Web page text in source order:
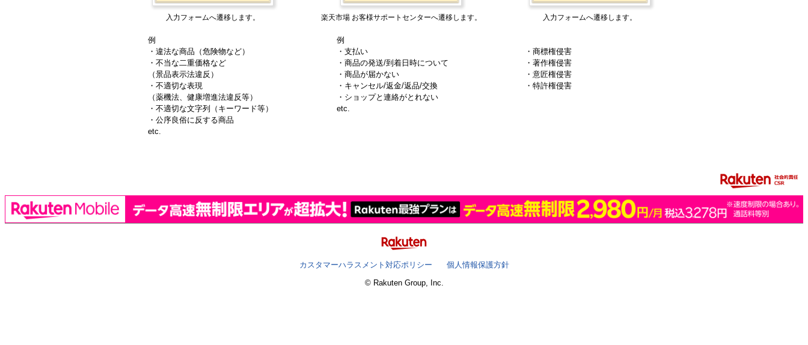
入力フォームへ遷移します。
例
・違法な商品（危険物など）
・不当な二重価格など
（景品表示法違反）
・不適切な表現
（薬機法、健康増進法違反等）
・不適切な文字列（キーワード等）
・公序良俗に反する商品
etc.
楽天市場 お客様サポートセンターへ遷移します。
例
・支払い
・商品の発送/到着日時について
・商品が届かない
・キャンセル/返金/返品/交換
・ショップと連絡がとれない
etc.
入力フォームへ遷移します。
・商標権侵害
・著作権侵害
・意匠権侵害
・特許権侵害
カスタマーハラスメント対応ポリシー
個人情報保護方針
© Rakuten Group, Inc.